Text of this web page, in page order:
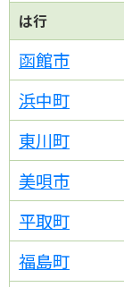
は行
函館市
浜中町
東川町
美唄市
平取町
福島町